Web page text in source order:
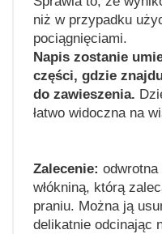
niż w przypadku
pociągnięciami.
Napis zostanie
części, gdzie
do zawieszenia.
łatwo widoczna na
Zalecenie:
włókniną, którą
praniu. Można ją
delikatnie odcinając